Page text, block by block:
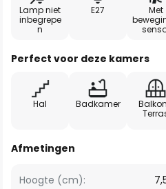
Lamp niet
inbegrepe
n
E27
Met
Perfect voor deze kamers
Hal Badkamer
Afmetingen
Hoogte (cm):